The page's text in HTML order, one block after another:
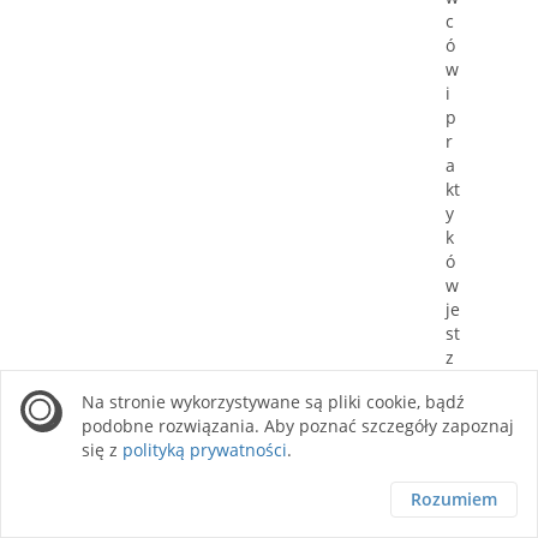
c
ó
w
i
p
r
a
kt
y
k
ó
w
je
st
z
al
e
e
ni
Na stronie wykorzystywane są pliki cookie, bądź
podobne rozwiązania. Aby poznać szczegóły zapoznaj
się z polityką prywatności.
Rozumiem